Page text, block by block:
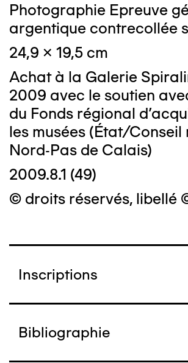
Photographie Epreuve
argentique contrecollée
24,9 x 19,5 cm
Achat à la Galerie
2009 avec le soutien
du Fonds régional
les musées (État/Conseil
Nord-Pas de Calais)
2009.8.1 (49)
© droits réservés, libellé
Inscriptions
Bibliographie